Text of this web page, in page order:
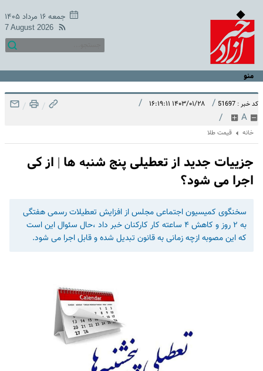
جمعه ۱۶ مرداد ۱۴۰۵
7 August 2026
منو
کد خبر : 51697 / ۱۴۰۳/۰۱/۲۸ ۱۶:۱۹:۱۱ /
A
/
/
/
خانه قیمت طلا
جزییات جدید از تعطیلی پنج شنبه ها | از کی
اجرا می شود؟
سخنگوی کمیسیون اجتماعی مجلس از افزایش تعطیلات رسمی هفتگی
به ۲ روز و کاهش ۴ ساعته کار کارکنان خبر داد ،حال سئوال این است
که این مصوبه ازچه زمانی به قانون تبدیل شده و قابل اجرا می شود.